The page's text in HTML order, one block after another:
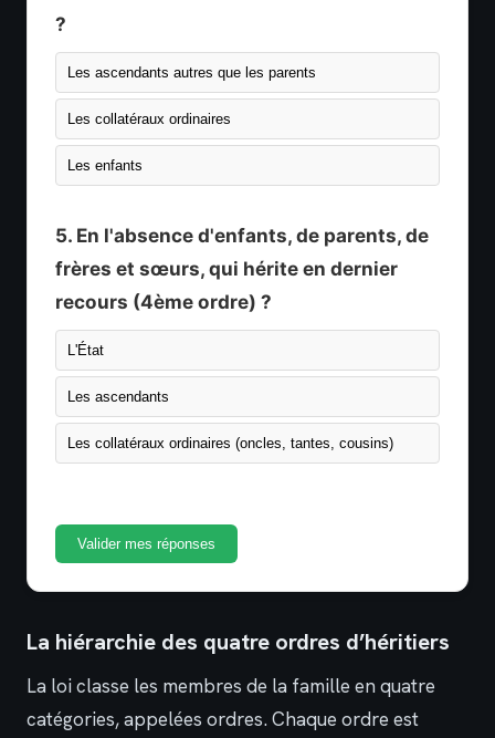
?
Les ascendants autres que les parents
Les collatéraux ordinaires
Les enfants
5. En l'absence d'enfants, de parents, de
frères et sœurs, qui hérite en dernier
recours (4ème ordre) ?
L'État
Les ascendants
Les collatéraux ordinaires (oncles, tantes, cousins)
Valider mes réponses
La hiérarchie des quatre ordres d’héritiers
La loi classe les membres de la famille en quatre
catégories, appelées ordres. Chaque ordre est